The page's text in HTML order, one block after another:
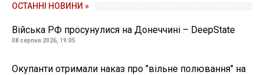
ОСТАННІ НОВИНИ »
Війська РФ просунулися на Донеччині – DeepState
08 серпня 2026, 19:05
Окупанти отримали наказ про "вільне полювання" на